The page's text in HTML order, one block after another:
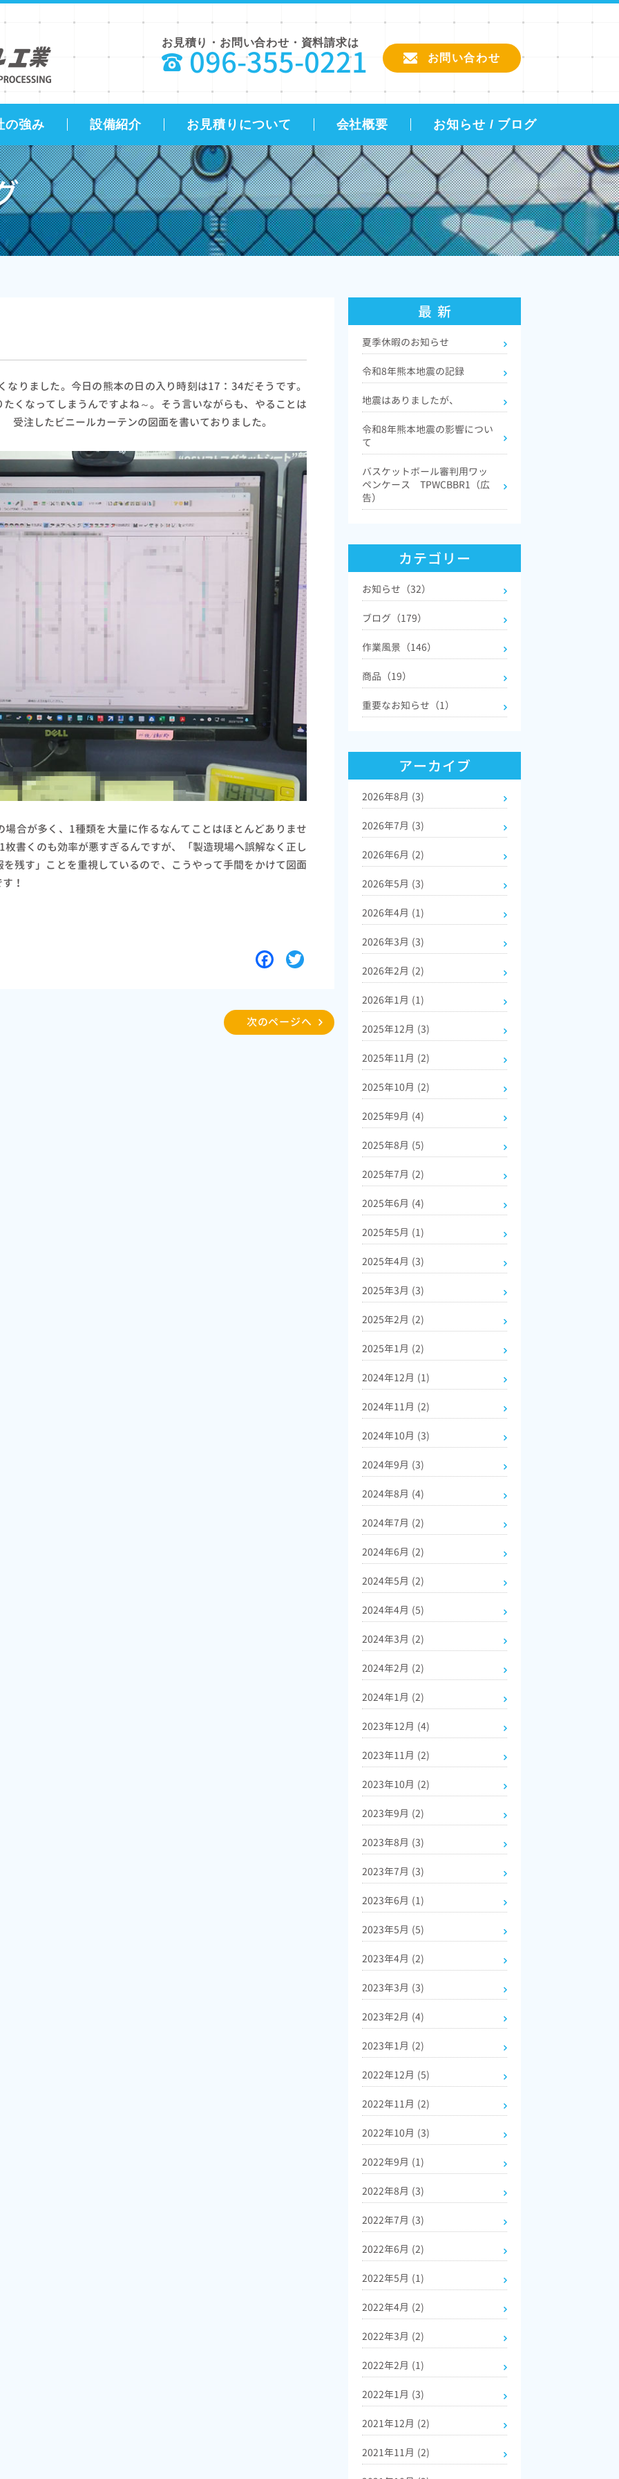
お見積り・お問い合わせ・資料請求は
096-355-0221 お問い合わせ
の強み 設備紹介 お見積りについて 会社概要 お知らせ / ブログ
りました。今日の熊本の日の入り時刻は17：34だそうです。
くなってしまうんですよね～。そう言いながらも、やることは
注したビニールカーテンの図面を書いておりました。
合が多く、1種類を大量に作るなんてことはほとんどありませ
書くのも効率が悪すぎるんですが、「製造現場へ誤解なく正し
残す」ことを重視しているので、こうやって手間をかけて図面
！
e
b
t
t
次のページへ
最 新
夏季休暇のお知らせ
令和8年熊本地震の記録
地震はありましたが、
令和8年熊本地震の影響につい
て
バスケットボール審判用ワッ
ペンケース TPWCBBR1（広
告）
カテゴリー
お知らせ（32）
ブログ（179）
作業風景（146）
商品（19）
重要なお知らせ（1）
アーカイブ
2026年8月 (3)
2026年7月 (3)
2026年6月 (2)
2026年5月 (3)
2026年4月 (1)
2026年3月 (3)
2026年2月 (2)
2026年1月 (1)
2025年12月 (3)
2025年11月 (2)
2025年10月 (2)
2025年9月 (4)
2025年8月 (5)
2025年7月 (2)
2025年6月 (4)
2025年5月 (1)
2025年4月 (3)
2025年3月 (3)
2025年2月 (2)
2025年1月 (2)
2024年12月 (1)
2024年11月 (2)
2024年10月 (3)
2024年9月 (3)
2024年8月 (4)
2024年7月 (2)
2024年6月 (2)
2024年5月 (2)
2024年4月 (5)
2024年3月 (2)
2024年2月 (2)
2024年1月 (2)
2023年12月 (4)
2023年11月 (2)
2023年10月 (2)
2023年9月 (2)
2023年8月 (3)
2023年7月 (3)
2023年6月 (1)
2023年5月 (5)
2023年4月 (2)
2023年3月 (3)
2023年2月 (4)
2023年1月 (2)
2022年12月 (5)
2022年11月 (2)
2022年10月 (3)
2022年9月 (1)
2022年8月 (3)
2022年7月 (3)
2022年6月 (2)
2022年5月 (1)
2022年4月 (2)
2022年3月 (2)
2022年2月 (1)
2022年1月 (3)
2021年12月 (2)
2021年11月 (2)